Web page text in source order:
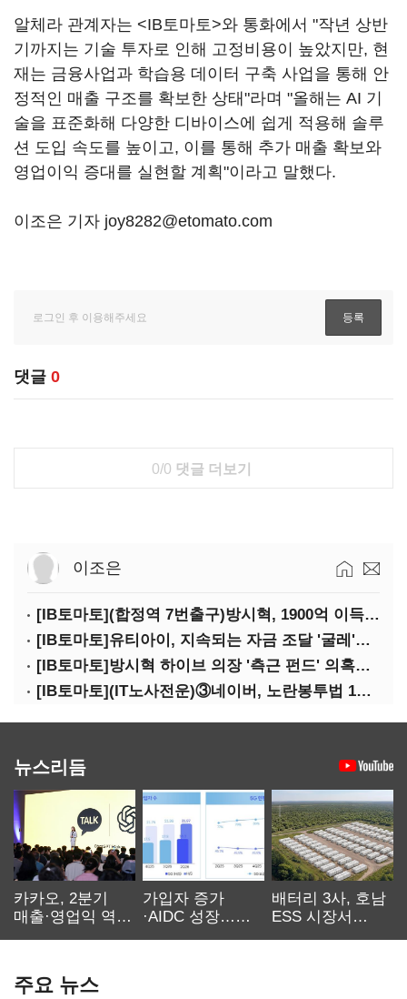
알체라 관계자는 <IB토마토>와 통화에서 "작년 상반
기까지는 기술 투자로 인해 고정비용이 높았지만, 현
재는 금융사업과 학습용 데이터 구축 사업을 통해 안
정적인 매출 구조를 확보한 상태"라며 "올해는 AI 기
술을 표준화해 다양한 디바이스에 쉽게 적용해 솔루
션 도입 속도를 높이고, 이를 통해 추가 매출 확보와
영업이익 증대를 실현할 계획"이라고 말했다.
이조은 기자 joy8282@etomato.com
댓글 0
0/0 댓글 더보기
이조은
[IB토마토](합정역 7번출구)방시혁, 1900억 이득 논란…하이브 상장 진실은?
[IB토마토]유티아이, 지속되는 자금 조달 '굴레'…부채 리스크 고조
[IB토마토]방시혁 하이브 의장 '측근 펀드' 의혹…실상은 해외 투자 무산
[IB토마토](IT노사전운)③네이버, 노란봉투법 1호 되나…관건은 '진짜 주인'
뉴스리듬
카카오, 2분기
매출·영업익 역대
가입자 증가
·AIDC 성장…
배터리 3사, 호남
ESS 시장서
주요 뉴스